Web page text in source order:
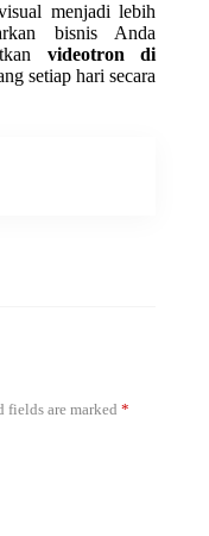
menjadi lebih
bisnis Anda
videotron di
setiap hari secara
fields are marked *